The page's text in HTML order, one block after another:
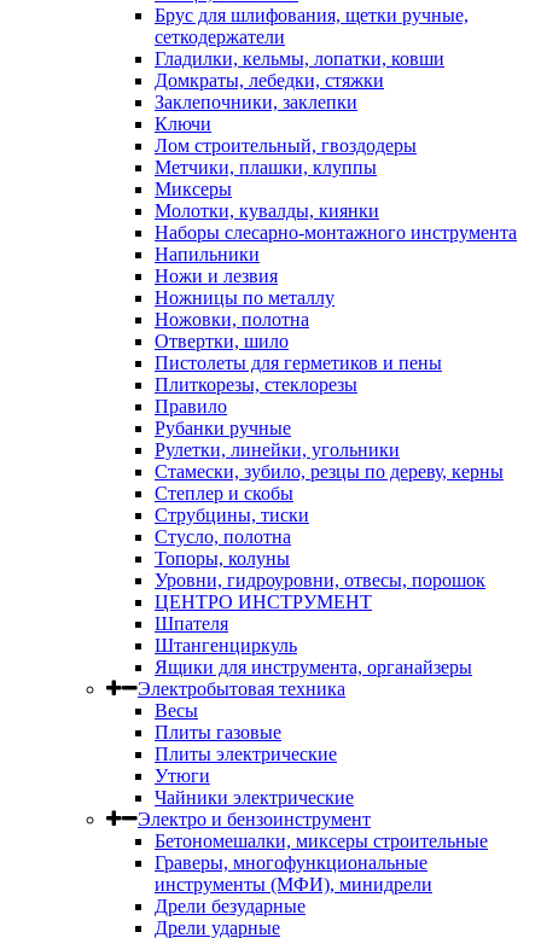
Брус для шлифования, щетки ручные,
сеткодержатели
Гладилки, кельмы, лопатки, ковши
Домкраты, лебедки, стяжки
Заклепочники, заклепки
Ключи
Лом строительный, гвоздодеры
Метчики, плашки, клуппы
Миксеры
Молотки, кувалды, киянки
Наборы слесарно-монтажного инструмента
Напильники
Ножи и лезвия
Ножницы по металлу
Ножовки, полотна
Отвертки, шило
Пистолеты для герметиков и пены
Плиткорезы, стеклорезы
Правило
Рубанки ручные
Рулетки, линейки, угольники
Стамески, зубило, резцы по дереву, керны
Степлер и скобы
Струбцины, тиски
Стусло, полотна
Топоры, колуны
Уровни, гидроуровни, отвесы, порошок
ЦЕНТРО ИНСТРУМЕНТ
Шпателя
Штангенциркуль
Ящики для инструмента, органайзеры
Электробытовая техника
Весы
Плиты газовые
Плиты электрические
Утюги
Чайники электрические
Электро и бензоинструмент
Бетономешалки, миксеры строительные
Граверы, многофункциональные
инструменты (МФИ), минидрели
Дрели безударные
Дрели ударные